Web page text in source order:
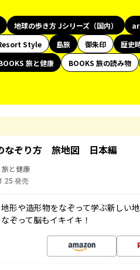
地球の歩き方 Jシリーズ（国内）
Style 島旅 御朱印 歴史
旅と健康 BOOKS 旅の読み物
なぞり方 旅地図 日本編
旅と健康
発売
形や造形物をなぞって学ぶ新しい
ぞって脳もイキイキ！